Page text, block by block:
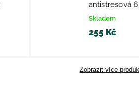
antistresová
Skladem
255 Kč
Zobrazit více